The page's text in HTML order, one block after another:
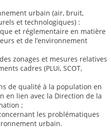
urbain (air, bruit,
et technologiques) :
et réglementaire en matière
et de l’environnement
zonages et mesures relatives
cadres (PLUi, SCOT,
de qualité à la population en
en lien avec la Direction de la
;
les problématiques
urbain.